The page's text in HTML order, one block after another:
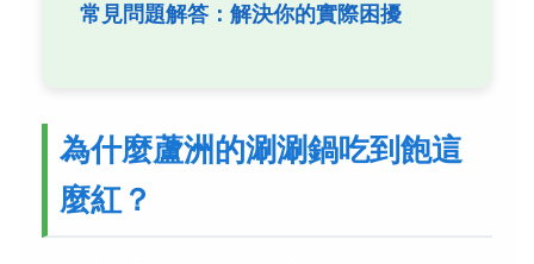
常見問題解答：解決你的實際困擾
為什麼蘆洲的涮涮鍋吃到飽這
麼紅？